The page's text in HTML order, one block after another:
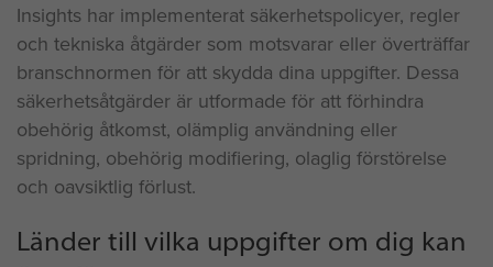
Insights har implementerat säkerhetspolicyer, regler
och tekniska åtgärder som motsvarar eller överträffar
branschnormen för att skydda dina uppgifter. Dessa
säkerhetsåtgärder är utformade för att förhindra
obehörig åtkomst, olämplig användning eller
spridning, obehörig modifiering, olaglig förstörelse
och oavsiktlig förlust.
Länder till vilka uppgifter om dig kan